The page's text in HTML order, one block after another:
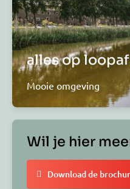
alles op
Mooie omgeving
Wil je hier
Download de